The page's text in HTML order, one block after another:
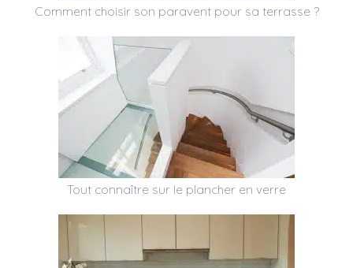
Comment choisir son paravent pour sa terrasse ?
Tout connaître sur le plancher en verre